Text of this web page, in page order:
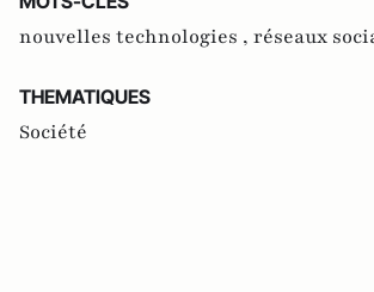
nouvelles technologies , réseaux
THEMATIQUES
Société